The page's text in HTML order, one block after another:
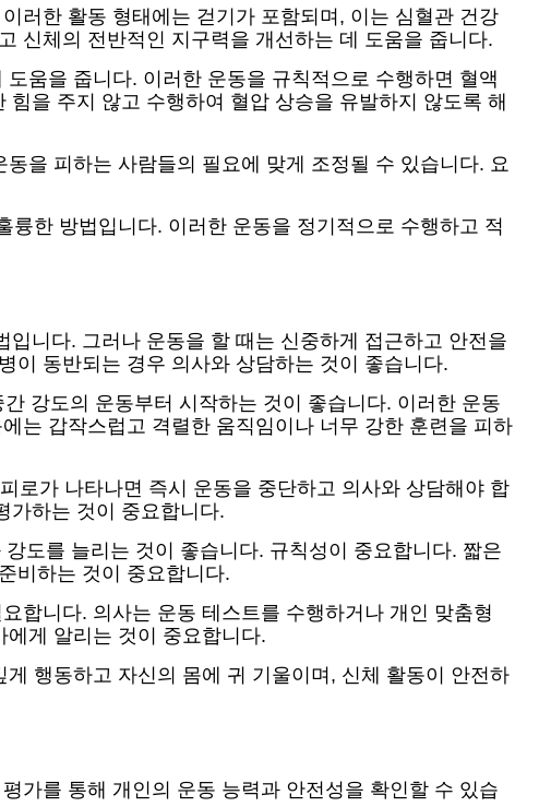
러한 활동 형태에는 걷기가 포함되며, 이는 심혈관 건강
신체의 전반적인 지구력을 개선하는 데 도움을 줍니다.
움을 줍니다. 이러한 운동을 규칙적으로 수행하면 혈액
을 주지 않고 수행하여 혈압 상승을 유발하지 않도록 해
을 피하는 사람들의 필요에 맞게 조정될 수 있습니다. 요
한 방법입니다. 이러한 운동을 정기적으로 수행하고 적
니다. 그러나 운동을 할 때는 신중하게 접근하고 안전을
이 동반되는 경우 의사와 상담하는 것이 좋습니다.
강도의 운동부터 시작하는 것이 좋습니다. 이러한 운동
는 갑작스럽고 격렬한 움직임이나 너무 강한 훈련을 피하
로가 나타나면 즉시 운동을 중단하고 의사와 상담해야 합
가하는 것이 중요합니다.
도를 늘리는 것이 좋습니다. 규칙성이 중요합니다. 짧은
비하는 것이 중요합니다.
합니다. 의사는 운동 테스트를 수행하거나 개인 맞춤형
게 알리는 것이 중요합니다.
행동하고 자신의 몸에 귀 기울이며, 신체 활동이 안전하
가를 통해 개인의 운동 능력과 안전성을 확인할 수 있습